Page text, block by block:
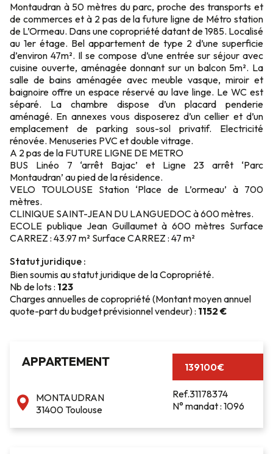
APPARTEMENT
MONTAUDRAN
31400 Toulouse
139100€
Ref.31178374
N° mandat : 1096
Montaudran à 50 mètres du parc, proche des transports et
de commerces et à 2 pas de la future ligne de Métro station
de L’Ormeau. Dans une copropriété datant de 1985. Localisé
au 1er étage. Bel appartement de type 2 d’une superficie
d’environ 47m². Il se compose d’une entrée sur séjour avec
cuisine ouverte, aménagée donnant sur un balcon 5m². La
salle de bains aménagée avec meuble vasque, miroir et
baignoire offre un espace réservé au lave linge. Le WC est
séparé. La chambre dispose d’un placard penderie
aménagé. En annexes vous disposerez d’un cellier et d’un
emplacement de parking sous-sol privatif. Electricité
rénovée. Menuseries PVC et double vitrage.
A 2 pas de la FUTURE LIGNE DE METRO
BUS Linéo 7 ‘arrêt Bajac’ et Ligne 23 arrêt ‘Parc
Montaudran’ au pied de la résidence.
VELO TOULOUSE Station ‘Place de L’ormeau’ à 700
mètres.
CLINIQUE SAINT-JEAN DU LANGUEDOC à 600 mètres.
ECOLE publique Jean Guillaumet à 600 mètres Surface
CARREZ : 43.97 m² Surface CARREZ : 47 m²
Statut juridique :
Bien soumis au statut juridique de la Copropriété.
Nb de lots : 123
Charges annuelles de copropriété (Montant moyen annuel
quote-part du budget prévisionnel vendeur) : 1152 €